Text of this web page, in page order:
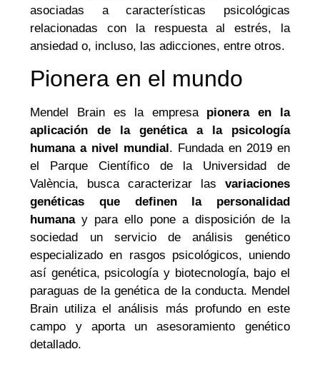
asociadas a características psicológicas
relacionadas con la respuesta al estrés, la
ansiedad o, incluso, las adicciones, entre otros.
Pionera en el mundo
Mendel Brain es la empresa pionera en la
aplicación de la genética a la psicología
humana a nivel mundial . Fundada en 2019 en
el Parque Científico de la Universidad de
València, busca caracterizar las variaciones
genéticas que definen la personalidad
humanay para ello pone a disposición de la
sociedad un servicio de análisis genético
especializado en rasgos psicológicos, uniendo
así genética, psicología y biotecnología, bajo el
paraguas de la genética de la conducta. Mendel
Brain utiliza el análisis más profundo en este
campo y aporta un asesoramiento genético
detallado.